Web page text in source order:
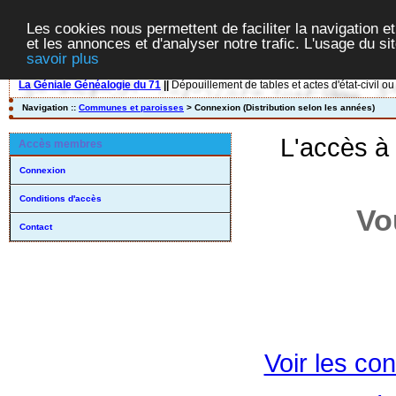
Les cookies nous permettent de faciliter la navigation
et les annonces et d'analyser notre trafic. L'usage du
savoir plus
La Géniale Généalogie du 71 Dépouillement de tables et actes d'état-civil
Navigation :: Communes et paroisses > Connexion (Distribution selon les années)
Accès membres
Connexion
Conditions d'accès
Contact
L'accès
Voir les